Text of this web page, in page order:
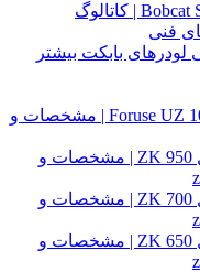
مینی لودر بابکت Bobcat S300 | کاتالوگ
فنی
لودرهای بابکت بیشتر
مینی لودر فوریوز Foruse UZ 1020 | مشخصات و
مینی لودر زرین کوپال ZK 950 | مشخصات و
مینی لودر زرین کوپال ZK 700 | مشخصات و
مینی لودر زرین کوپال ZK 650 | مشخصات و